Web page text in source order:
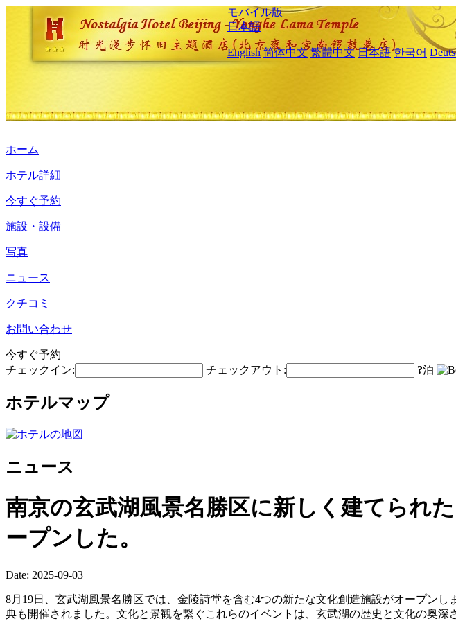
モバイル版
日本語
English 简体中文 繁體中文 日本語 한국어
ホーム
ホテル詳細
今すぐ予約
施設・設備
写真
ニュース
クチコミ
お問い合わせ
今すぐ予約
チェックイン:
チェックアウト: ?泊
ホテルマップ
ニュース
南京の玄武湖風景名勝区に新しく建てられ
ープンした。
Date: 2025-09-03
8月19日、玄武湖風景名勝区では、金陵詩堂を含む4つの新たな文化創造施設がオープン
典も開催されました。文化と景観を繋ぐこれらのイベントは、玄武湖の歴史と文化の奥